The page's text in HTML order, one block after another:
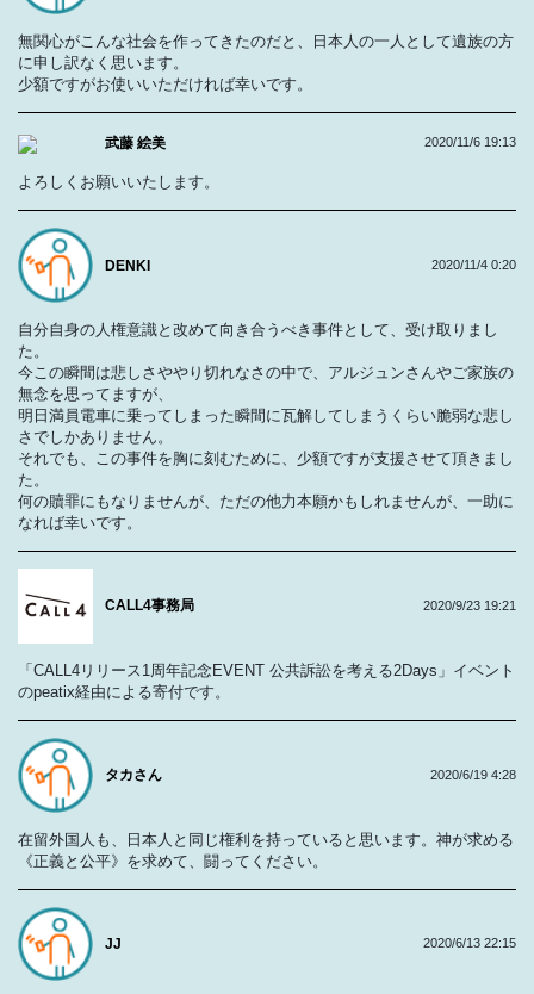
無関心がこんな社会を作ってきたのだと、日本人の一人として遺族の方
に申し訳なく思います。
少額ですがお使いいただければ幸いです。
武藤 絵美
よろしくお願いいたします。
2020/11/6 19:13
DENKI
自分自身の人権意識と改めて向き合うべき事件として、受け取りまし
た。
今この瞬間は悲しさややり切れなさの中で、アルジュンさんやご家族の
無念を思ってますが、
明日満員電車に乗ってしまった瞬間に瓦解してしまうくらい脆弱な悲し
さでしかありません。
それでも、この事件を胸に刻むために、少額ですが支援させて頂きまし
た。
何の贖罪にもなりませんが、ただの他力本願かもしれませんが、一助に
なれば幸いです。
2020/11/4 0:20
CALL4事務局
「CALL4リリース1周年記念EVENT 公共訴訟を考える2Days」イベント
のpeatix経由による寄付です。
2020/9/23 19:21
タカさん
在留外国人も、日本人と同じ権利を持っていると思います。神が求める
《正義と公平》を求めて、闘ってください。
2020/6/19 4:28
JJ 2020/6/13 22:15